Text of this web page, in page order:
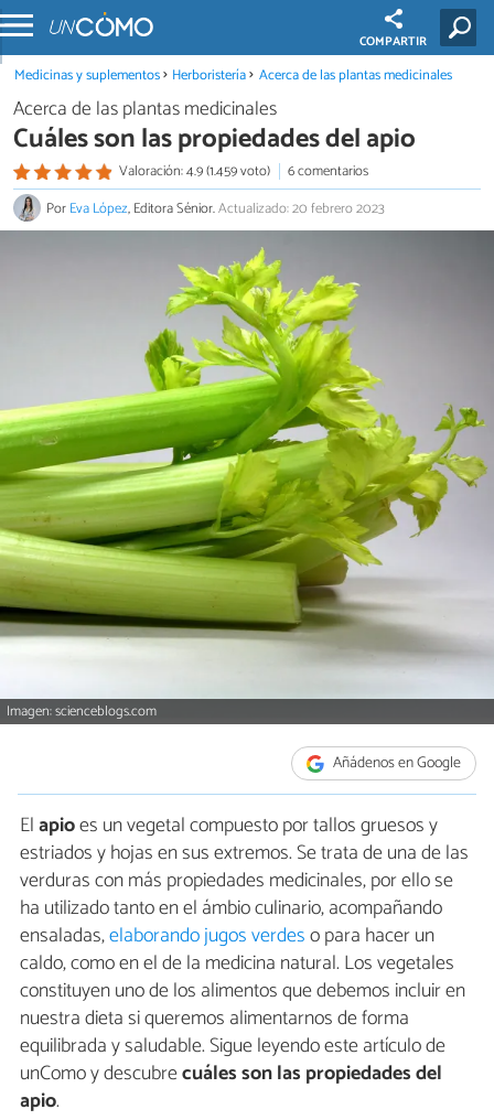
COMPARTIR
Medicinas y suplementos Herboristería Acerca de las plantas medicinales
Acerca de las plantas medicinales
Cuáles son las propiedades del apio
Valoración: 4.9 (1.459 voto)
6 comentarios
PorEva López, Editora Sénior.Actualizado: 20 febrero 2023
Imagen: scienceblogs.com
Añádenos en Google
Elapioes un vegetal compuesto por tallos gruesos y
estriados y hojas en sus extremos. Se trata de una de las
verduras con más propiedades medicinales, por ello se
ha utilizado tanto en el ámbio culinario, acompañando
ensaladas,elaborando jugos verdeso para hacer un
caldo, como en el de la medicina natural. Los vegetales
constituyen uno de los alimentos que debemos incluir en
nuestra dieta si queremos alimentarnos de forma
equilibrada y saludable. Sigue leyendo este artículo de
unComo y descubrecuáles son las propiedades del
apio.